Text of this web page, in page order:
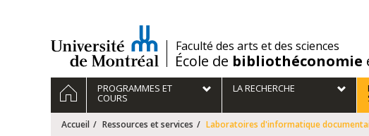
/Faculté des arts et des sciences
École de bibliothéconomie
Navigation
principale
ACCUEILPROGRAMMES ET
COURS
LA RECHERCHE
Accueil Ressources et services Laboratoires d'informatique